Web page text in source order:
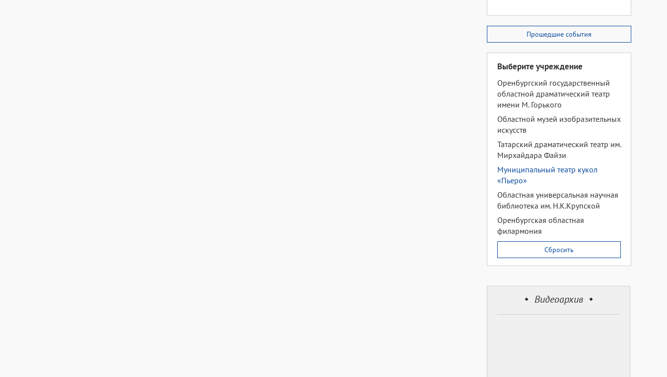
Прошедшие события
Выберите учреждение
Оренбургский государственный
областной драматический театр
имени М. Горького
Областной музей изобразительных
искусств
Татарский драматический театр им.
Мирхайдара Файзи
Муниципальный театр кукол
«Пьеро»
Областная универсальная научная
библиотека им. Н.К.Крупской
Оренбургская областная
филармония
Сбросить
Видеоархив